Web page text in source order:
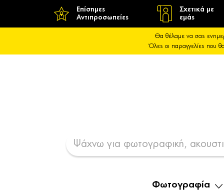
Επίσημες
Αντιπροσωπείες
Σχετικά με
εμάς
Θα θέλαμε να σας
Όλες οι παραγγελίες
Φωτογραφία